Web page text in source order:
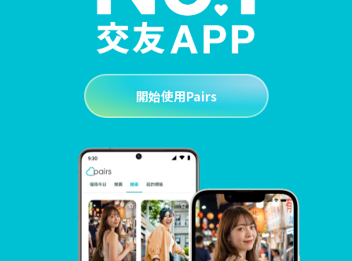
開始使用Pairs